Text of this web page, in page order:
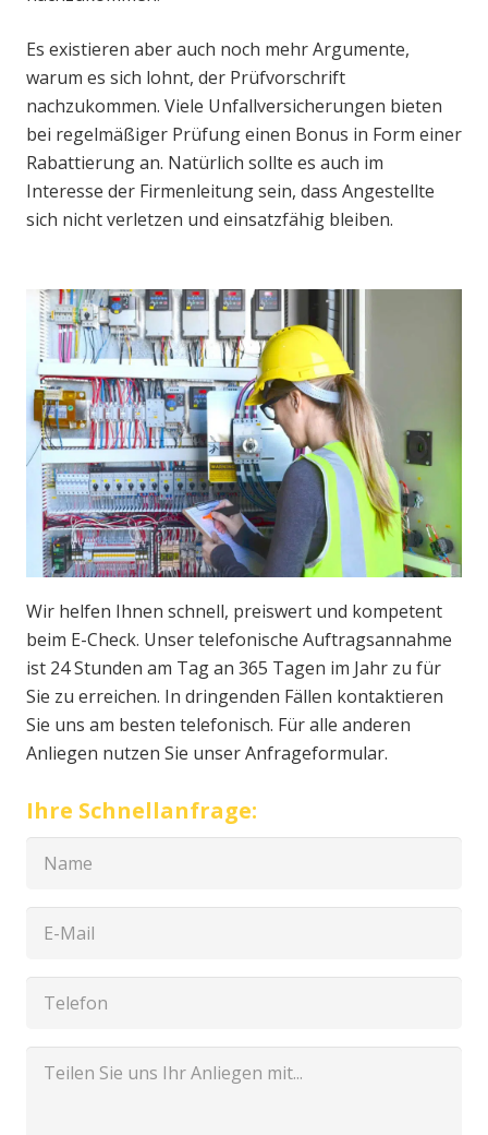
Es existieren aber auch noch mehr Argumente,
warum es sich lohnt, der Prüfvorschrift
nachzukommen. Viele Unfallversicherungen bieten
bei regelmäßiger Prüfung einen Bonus in Form einer
Rabattierung an. Natürlich sollte es auch im
Interesse der Firmenleitung sein, dass Angestellte
sich nicht verletzen und einsatzfähig bleiben.
Wir helfen Ihnen schnell, preiswert und kompetent
beim E-Check. Unser telefonische Auftragsannahme
ist 24 Stunden am Tag an 365 Tagen im Jahr zu für
Sie zu erreichen. In dringenden Fällen kontaktieren
Sie uns am besten telefonisch. Für alle anderen
Anliegen nutzen Sie unser Anfrageformular.
Ihre Schnellanfrage: